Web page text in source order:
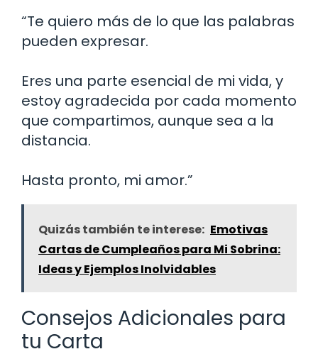
“Te quiero más de lo que las palabras
pueden expresar.
Eres una parte esencial de mi vida, y
estoy agradecida por cada momento
que compartimos, aunque sea a la
distancia.
Hasta pronto, mi amor.”
Quizás también te interese: Emotivas
Cartas de Cumpleaños para Mi Sobrina:
Ideas y Ejemplos Inolvidables
Consejos Adicionales para
tu Carta